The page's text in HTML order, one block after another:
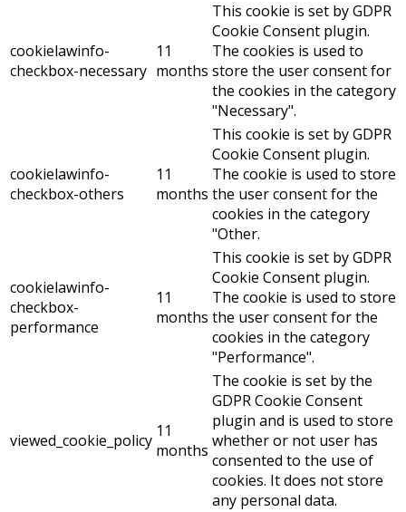
cookielawinfo-
checkbox-necessary
11
months
This cookie is set by GDPR
Cookie Consent plugin.
The cookies is used to
store the user consent for
the cookies in the category
"Necessary".
cookielawinfo-
checkbox-others
11
months
This cookie is set by GDPR
Cookie Consent plugin.
The cookie is used to store
the user consent for the
cookies in the category
"Other.
cookielawinfo-
checkbox-
performance
11
months
This cookie is set by GDPR
Cookie Consent plugin.
The cookie is used to store
the user consent for the
cookies in the category
"Performance".
viewed_cookie_policy 11
months
The cookie is set by the
GDPR Cookie Consent
plugin and is used to store
whether or not user has
consented to the use of
cookies. It does not store
any personal data.